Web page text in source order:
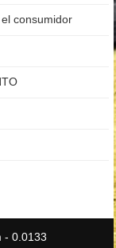
consumidor
- 0.0133